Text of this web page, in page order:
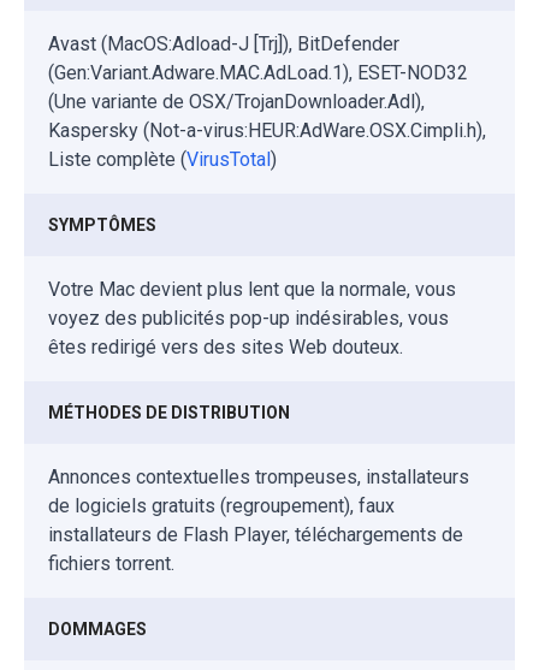
Avast (MacOS:Adload-J [Trj]), BitDefender
(Gen:Variant.Adware.MAC.AdLoad.1), ESET-NOD32
(Une variante de OSX/TrojanDownloader.Adl),
Kaspersky (Not-a-virus:HEUR:AdWare.OSX.Cimpli.h),
Liste complète (VirusTotal)
SYMPTÔMES
Votre Mac devient plus lent que la normale, vous
voyez des publicités pop-up indésirables, vous
êtes redirigé vers des sites Web douteux.
MÉTHODES DE DISTRIBUTION
Annonces contextuelles trompeuses, installateurs
de logiciels gratuits (regroupement), faux
installateurs de Flash Player, téléchargements de
fichiers torrent.
DOMMAGES